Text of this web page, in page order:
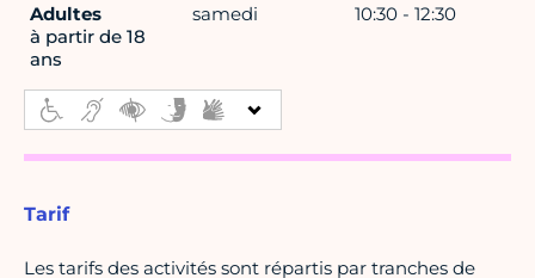
Adultes
à partir de 18
ans
samedi 10:30 - 12:30
Tarif
Les tarifs des activités sont répartis par tranches de